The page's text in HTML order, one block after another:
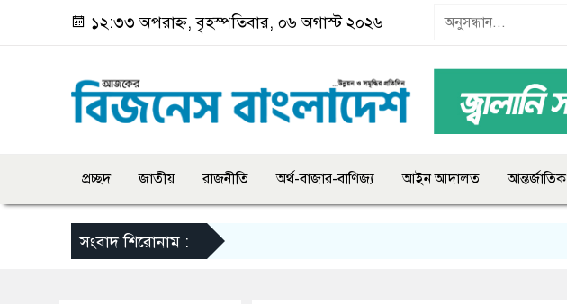
১২:৩৩ অপরাহ্ন, বৃহস্পতিবার, ০৬ অগাস্ট ২০২৬
প্রচ্ছদ জাতীয় রাজনীতি অর্থ-বাজার-বাণিজ্য আইন আদালত আন্তর্জাতিক
সংবাদ শিরোনাম :